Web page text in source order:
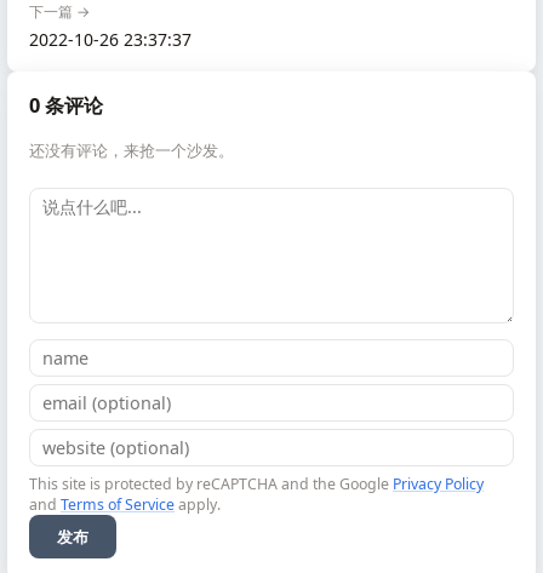
下一篇 →
2022-10-26 23:37:37
0 条评论
还没有评论，来抢一个沙发。
This site is protected by reCAPTCHA and the Google Privacy Policy
and Terms of Serviceapply.
发布